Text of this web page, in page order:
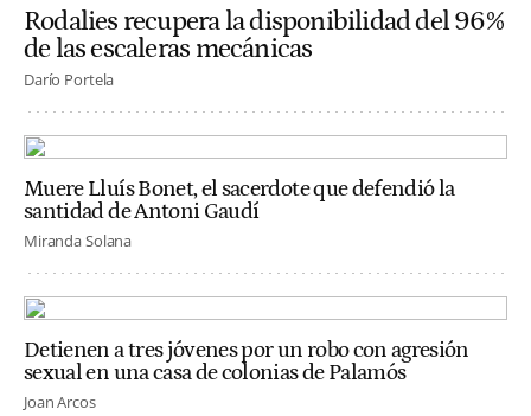
Rodalies recupera la disponibilidad del 96%
de las escaleras mecánicas
Darío Portela
Muere Lluís Bonet, el sacerdote que defendió la
santidad de Antoni Gaudí
Miranda Solana
Detienen a tres jóvenes por un robo con agresión
sexual en una casa de colonias de Palamós
Joan Arcos